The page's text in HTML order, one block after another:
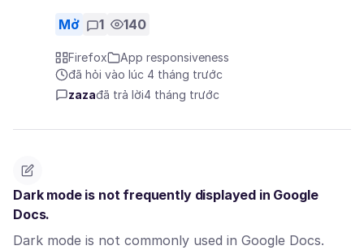
Mở 1 140
Firefox
App responsiveness
đã hỏi vào lúc 4 tháng trước
zazađã trả lời4 tháng trước
Dark mode is not frequently displayed in Google
Docs.
Dark mode is not commonly used in Google Docs.